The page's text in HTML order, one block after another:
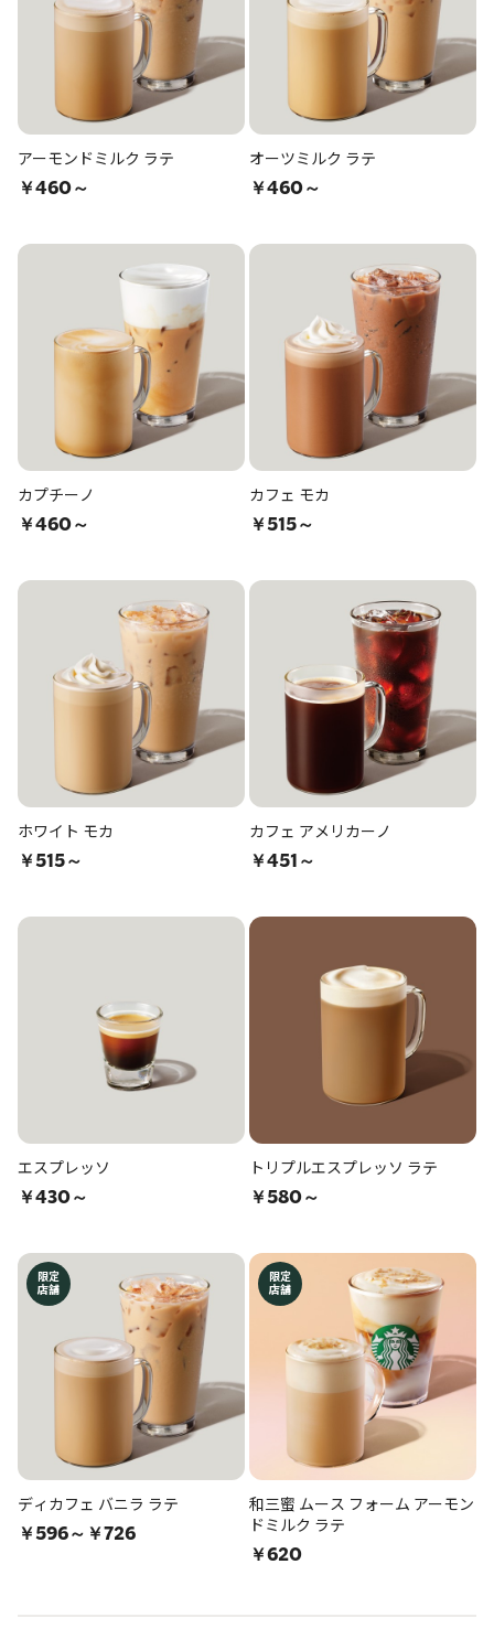
アーモンドミルク ラテ
￥460～
オーツミルク ラテ
￥460～
カプチーノ
￥460～
カフェ モカ
￥515～
ホワイト モカ
￥515～
カフェ アメリカーノ
￥451～
エスプレッソ
￥430～
トリプルエスプレッソ ラテ
￥580～
限定
店舗
ディカフェ バニラ ラテ
￥596～￥726
限定
店舗
和三蜜 ムース フォーム アーモン
ドミルク ラテ
￥620